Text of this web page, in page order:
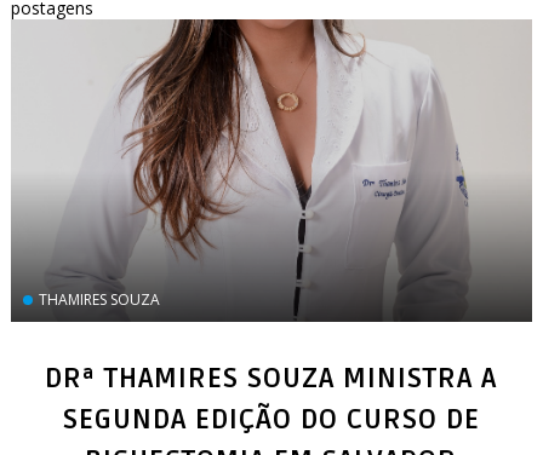
postagens
THAMIRES SOUZA
DRª THAMIRES SOUZA MINISTRA A
SEGUNDA EDIÇÃO DO CURSO DE